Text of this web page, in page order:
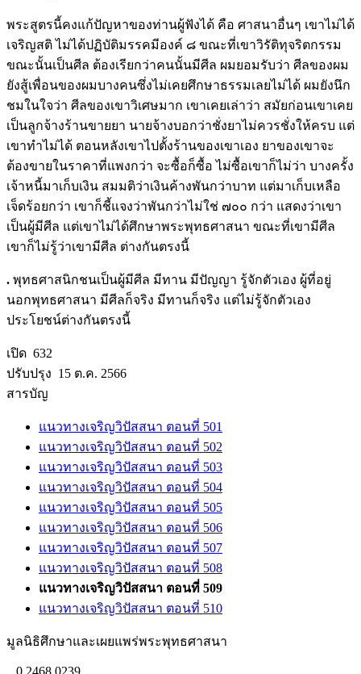
พระสูตรนี้คงแก้ปัญหาของท่านผู้ฟังได้ คือ ศาสนาอื่นๆ เขาไม่ได้
เจริญสติ ไม่ได้ปฏิบัติมรรคมีองค์ ๘ ขณะที่เขาวิรัติทุจริตกรรม
ขณะนั้นเป็นศีล ต้องเรียกว่าคนนั้นมีศีล ผมยอมรับว่า ศีลของผม
ยังสู้เพื่อนของผมบางคนซึ่งไม่เคยศึกษาธรรมเลยไม่ได้ ผมยังนึก
ชมในใจว่า ศีลของเขาวิเศษมาก เขาเคยเล่าว่า สมัยก่อนเขาเคย
เป็นลูกจ้างร้านขายยา นายจ้างบอกว่าชั่งยาไม่ควรชั่งให้ครบ แต่
เขาทำไม่ได้ ตอนหลังเขาไปตั้งร้านของเขาเอง ยาของเขาจะ
ต้องขายในราคาที่แพงกว่า จะซื้อก็ซื้อ ไม่ซื้อเขาก็ไม่ว่า บางครั้ง
เจ้าหนี้มาเก็บเงิน สมมติว่าเงินค้างพันกว่าบาท แต่มาเก็บเหลือ
เจ็ดร้อยกว่า เขาก็ชี้แจงว่าพันกว่าไม่ใช่ ๗๐๐ กว่า แสดงว่าเขา
เป็นผู้มีศีล แต่เขาไม่ได้ศึกษาพระพุทธศาสนา ขณะที่เขามีศีล
เขาก็ไม่รู้ว่าเขามีศีล ต่างกันตรงนี้
. พุทธศาสนิกชนเป็นผู้มีศีล มีทาน มีปัญญา รู้จักตัวเอง ผู้ที่อยู่
นอกพุทธศาสนา มีศีลก็จริง มีทานก็จริง แต่ไม่รู้จักตัวเอง
ประโยชน์ต่างกันตรงนี้
เปิด 632
ปรับปรุง 15 ต.ค. 2566
สารบัญ
แนวทางเจริญวิปัสสนา ตอนที่ 501
แนวทางเจริญวิปัสสนา ตอนที่ 502
แนวทางเจริญวิปัสสนา ตอนที่ 503
แนวทางเจริญวิปัสสนา ตอนที่ 504
แนวทางเจริญวิปัสสนา ตอนที่ 505
แนวทางเจริญวิปัสสนา ตอนที่ 506
แนวทางเจริญวิปัสสนา ตอนที่ 507
แนวทางเจริญวิปัสสนา ตอนที่ 508
แนวทางเจริญวิปัสสนา ตอนที่ 509
แนวทางเจริญวิปัสสนา ตอนที่ 510
มูลนิธิศึกษาและเผยแพร่พระพุทธศาสนา
0 2468 0239